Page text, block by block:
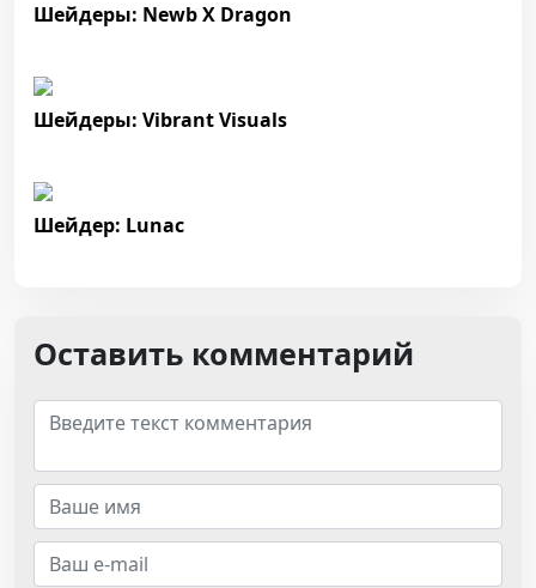
Шейдеры: Newb X Dragon
Шейдеры: Vibrant Visuals
Шейдер: Lunac
Оставить комментарий